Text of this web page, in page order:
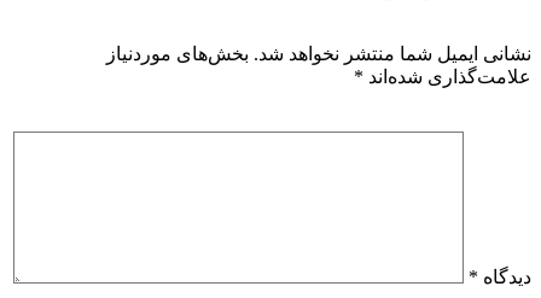
نشانی ایمیل شما منتشر نخواهد شد. بخش‌های موردنیاز
علامت‌گذاری شده‌اند *
دیدگاه *